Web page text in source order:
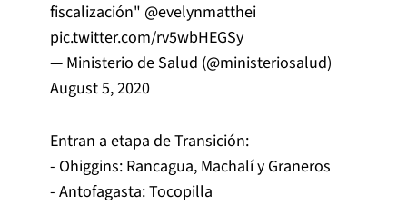
fiscalización" @evelynmatthei
pic.twitter.com/rv5wbHEGSy
— Ministerio de Salud (@ministeriosalud)
August 5, 2020
Entran a etapa de Transición:
- Ohiggins: Rancagua, Machalí y Graneros
- Antofagasta: Tocopilla